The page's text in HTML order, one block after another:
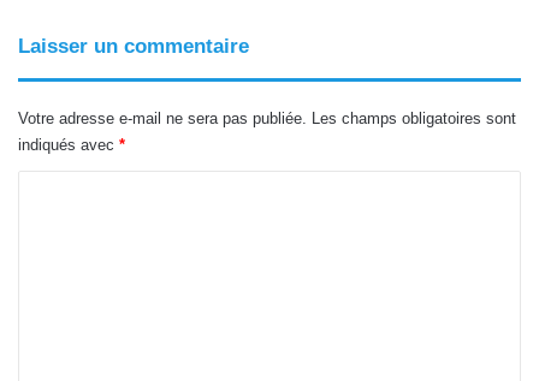
Laisser un commentaire
Votre adresse e-mail ne sera pas publiée.
Les champs obligatoires sont
indiqués avec *